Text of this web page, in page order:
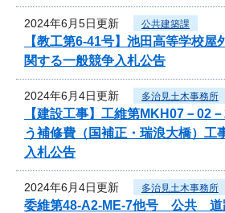
2024年6月5日更新 公共建築課
【教工第6-41号】池田高等学校屋
関する一般競争入札公告
2024年6月4日更新 多治見土木事務所
【建設工事】工維第MKH07－
う補修費（国補正・瑞浪大橋）工
入札公告
2024年6月4日更新 多治見土木事務所
委維第48-A2-ME-7他号 公共 道